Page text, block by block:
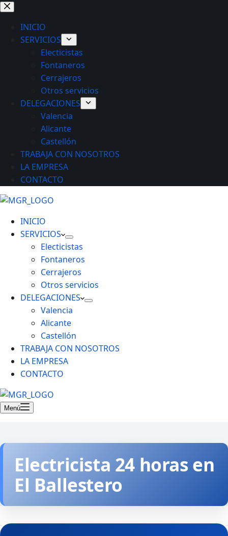
Saltar
contenido
INICIO
SERVICIOS
Electicistas
Fontaneros
Cerrajeros
Otros servicios
DELEGACIONES
Valencia
Alicante
Castellón
TRABAJA CON NOSOTROS
LA EMPRESA
CONTACTO
INICIO
SERVICIOS
Electicistas
Fontaneros
Cerrajeros
Otros servicios
DELEGACIONES
Valencia
Alicante
Castellón
TRABAJA CON NOSOTROS
LA EMPRESA
CONTACTO
Menú
Electricista 24 horas en
El Ballestero